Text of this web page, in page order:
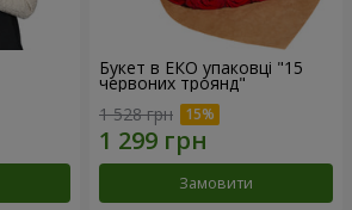
Букет в ЕКО упаковці "15
червоних троянд"
1 528 грн
Замовити